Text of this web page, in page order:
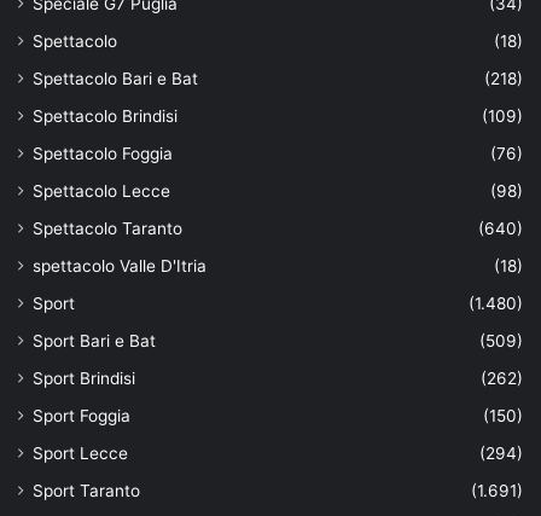
Spettacolo
(18)
Spettacolo Bari e Bat
(218)
Spettacolo Brindisi
(109)
Spettacolo Foggia
(76)
Spettacolo Lecce
(98)
Spettacolo Taranto
(640)
spettacolo Valle D'Itria
(18)
Sport
(1.480)
Sport Bari e Bat
(509)
Sport Brindisi
(262)
Sport Foggia
(150)
Sport Lecce
(294)
Sport Taranto
(1.691)